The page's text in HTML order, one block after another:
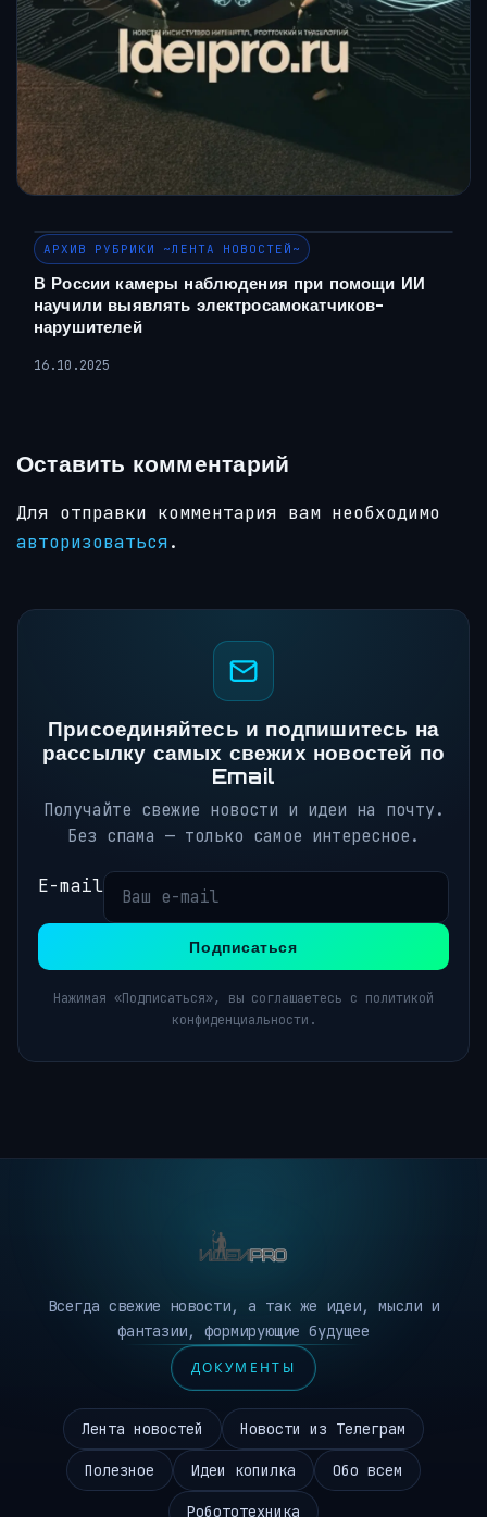
АРХИВ РУБРИКИ ~ЛЕНТА НОВОСТЕЙ~
В России камеры наблюдения при помощи ИИ
научили выявлять электросамокатчиков-
нарушителей
16.10.2025
Оставить комментарий
Для отправки комментария вам необходимо
авторизоваться.
Присоединяйтесь и подпишитесь на
рассылку самых свежих новостей по
Email
Получайте свежие новости и идеи на почту.
Без спама — только самое интересное.
E-mail
Подписаться
Нажимая «Подписаться», вы соглашаетесь с политикой
конфиденциальности.
Всегда свежие новости, а так же идеи, мысли и
фантазии, формирующие будущее
ДОКУМЕНТЫ
Лента новостей Новости из Телеграм
Полезное Идеи копилка Обо всем
Робототехника